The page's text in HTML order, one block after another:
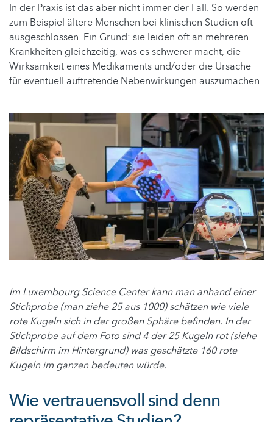
In der Praxis ist das aber nicht immer der Fall. So werden
zum Beispiel ältere Menschen bei klinischen Studien oft
ausgeschlossen. Ein Grund: sie leiden oft an mehreren
Krankheiten gleichzeitig, was es schwerer macht, die
Wirksamkeit eines Medikaments und/oder die Ursache
für eventuell auftretende Nebenwirkungen auszumachen.
Im Luxembourg Science Center kann man anhand einer
Stichprobe (man ziehe 25 aus 1000) schätzen wie viele
rote Kugeln sich in der großen Sphäre befinden. In der
Stichprobe auf dem Foto sind 4 der 25 Kugeln rot (siehe
Bildschirm im Hintergrund) was geschätzte 160 rote
Kugeln im ganzen bedeuten würde.
Wie vertrauensvoll sind denn